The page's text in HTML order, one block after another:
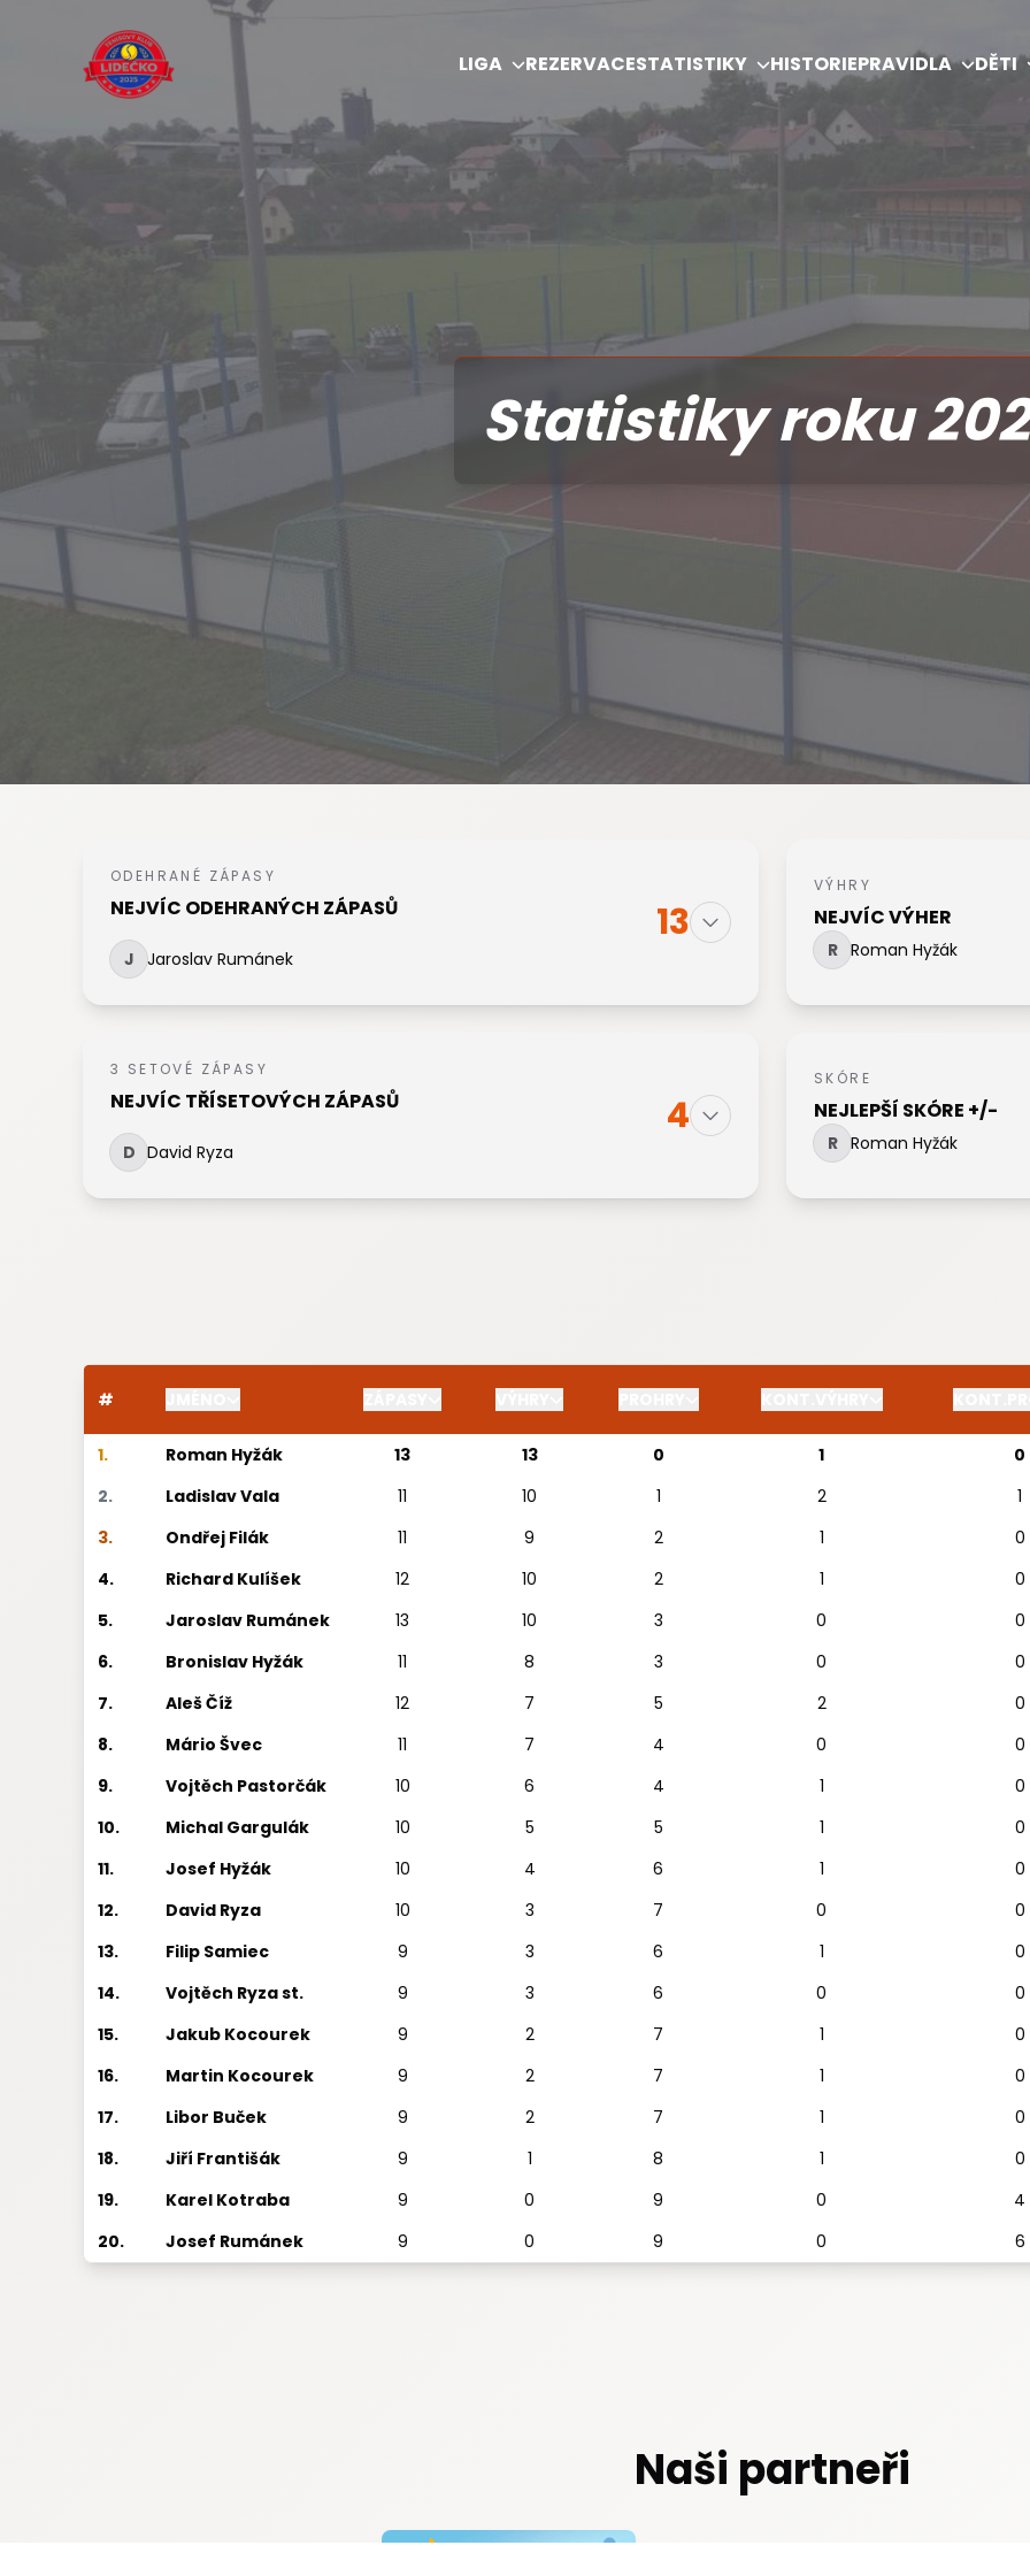
LIGA REZERVACESTATISTIKY HISTORIEPRAVIDLA DĚTI
Statistiky roku
ODEHRANÉ ZÁPASY
NEJVÍC ODEHRANÝCH ZÁPASŮ
J Jaroslav Rumánek
13
VÝHRY
NEJVÍC VÝHER
R Roman Hyžák
3 SETOVÉ ZÁPASY
NEJVÍC TŘÍSETOVÝCH ZÁPASŮ
D David Ryza
4
SKÓRE
NEJLEPŠÍ SKÓRE +/-
R Roman Hyžák
#
1. Roman Hyžák 13 13 0 1
0
2.
Ladislav Vala 11 10 1 2
1
3.
Ondřej Filák 11 9 2 1
0
4.
Richard Kulíšek 12 10 2 1
0
5.
Jaroslav Rumánek 13 10 3 0
0
6.
Bronislav Hyžák 11 8 3 0
0
7.
Aleš Číž 12 7 5 2
0
8.
Mário Švec 11 7 4 0
0
9.
Vojtěch Pastorčák 10 6 4 1
0
10.
Michal Gargulák 10 5 5 1
0
11.
Josef Hyžák 10 4 6 1
0
12.
David Ryza 10 3 7 0
0
13.
Filip Samiec 9 3 6 1
0
14.
Vojtěch Ryza st. 9 3 6 0
0
15.
Jakub Kocourek 9 2 7 1
0
16.
Martin Kocourek 9 2 7 1
0
17.
Libor Buček 9 2 7 1
0
18.
Jiří Františák 9 1 8 1
0
19.
Karel Kotraba 9 0 9 0
4
20.
Josef Rumánek 9 0 9 0 6
Naši partneři